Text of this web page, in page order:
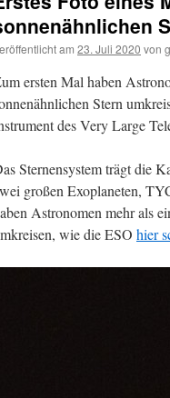
am 23. Juli 2020 von
ersten Mal haben
Stern
des Very Large
Sternensystem trägt die
großen Exoplaneten,
Astronomen mehr als
wie die ESO hier